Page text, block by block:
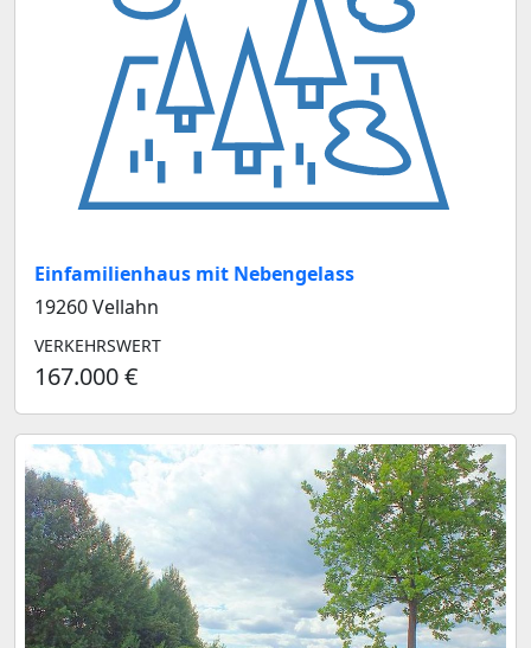
Einfamilienhaus mit Nebengelass
19260 Vellahn
VERKEHRSWERT
167.000 €